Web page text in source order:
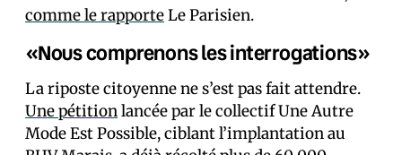
comme le rapporteLe Parisien.
«Nous comprenons les interrogations»
La riposte citoyenne ne s’est pas fait attendre.
Une pétitionlancée par le collectif Une Autre
Mode Est Possible, ciblant l’implantation au